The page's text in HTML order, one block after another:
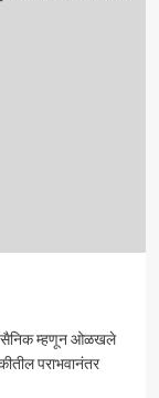
म्हणून ओळखले
पराभवानंतर